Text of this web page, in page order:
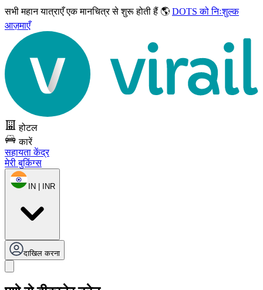
सभी महान यात्राएँएक मानचित्र से शुरू होती हैं 🌎 DOTS को निःशुल्क
आज़माएँ
होटल
कारें
सहायता केंद्र
मेरी बुकिंग्स
IN | INR
दाखिल करना